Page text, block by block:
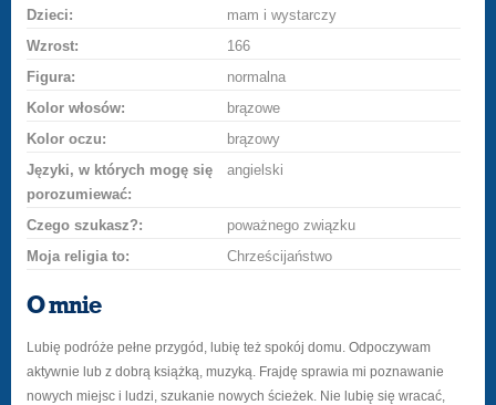
Dzieci:
mam i wystarczy
Wzrost:
166
Figura:
normalna
Kolor włosów:
brązowe
Kolor oczu:
brązowy
Języki, w których mogę się
porozumiewać:
angielski
Czego szukasz?:
poważnego związku
Moja religia to:
Chrześcijaństwo
O mnie
Lubię podróże pełne przygód, lubię też spokój domu. Odpoczywam
aktywnie lub z dobrą książką, muzyką. Frajdę sprawia mi poznawanie
nowych miejsc i ludzi, szukanie nowych ścieżek. Nie lubię się wracać,